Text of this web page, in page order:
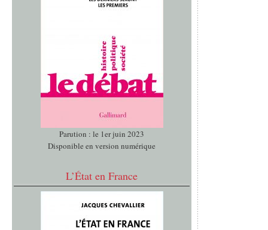
Parution : le 1er juin 2023
Disponible en version numérique
L’État en France